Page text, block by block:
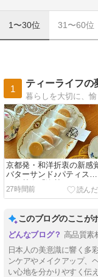
1〜30位 31〜60位
1
ティーライフの
京都発・和洋折衷の新感
バターサンド♪パティスリ
ー洛甘舎「洛甘バターサン
ド」
27時間前
このブログのここが
高品質素
日本人の美意識に響く多
ンケアやメイクアップ、
い心地を分かりやすく伝